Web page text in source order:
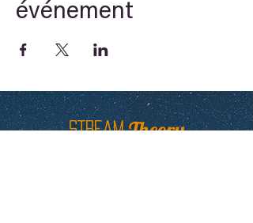
événement
STREAM Theory